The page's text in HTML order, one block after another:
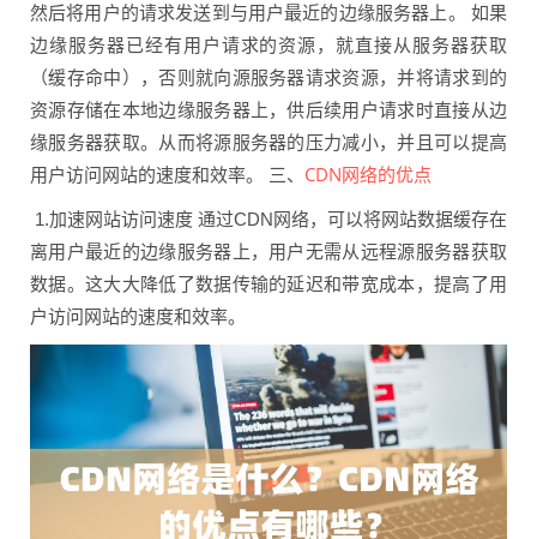
然后将用户的请求发送到与用户最近的边缘服务器上。 如果
边缘服务器已经有用户请求的资源，就直接从服务器获取
（缓存命中），否则就向源服务器请求资源，并将请求到的
资源存储在本地边缘服务器上，供后续用户请求时直接从边
缘服务器获取。从而将源服务器的压力减小，并且可以提高
用户访问网站的速度和效率。 三、 CDN网络的优点
1.加速网站访问速度 通过CDN网络，可以将网站数据缓存在
离用户最近的边缘服务器上，用户无需从远程源服务器获取
数据。这大大降低了数据传输的延迟和带宽成本，提高了用
户访问网站的速度和效率。